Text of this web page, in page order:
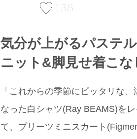
138
気分が上がるパステ
ニット&脚見せ着こ
「これからの季節にピッタリな
なった白シャツ(Ray BEAMS)を
て、プリーツミニスカート